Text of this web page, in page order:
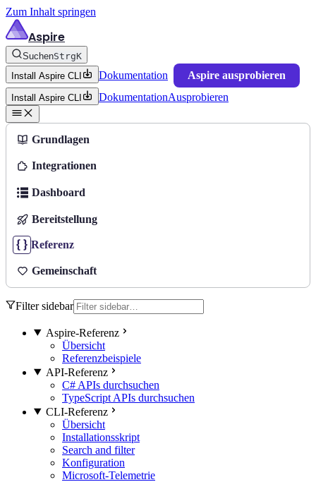
Zum Inhalt springen
Aspire
SuchenStrgK
Install Aspire CLI
Dokumentation Aspire ausprobieren
Install Aspire CLI DokumentationAusprobieren
Grundlagen
Integrationen
Dashboard
Bereitstellung
Referenz
Gemeinschaft
Filter sidebar
Aspire-Referenz
Übersicht
Referenzbeispiele
API-Referenz
C# APIs durchsuchen
TypeScript APIs durchsuchen
CLI-Referenz
Übersicht
Installationsskript
Search and filter
Konfiguration
Microsoft-Telemetrie